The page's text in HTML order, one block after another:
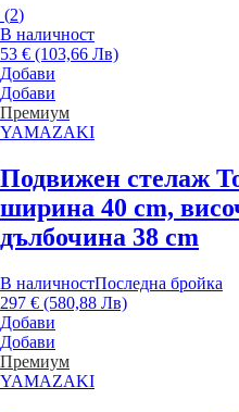
(2)
В наличност
53 € (103,66 Лв)
Добави
Добави
Премиум
YAMAZAKI
Подвижен стелаж
ширина 40 cm,
дълбочина 38 cm
В наличностПоследна бройка
297 € (580,88 Лв)
Добави
Добави
Премиум
YAMAZAKI